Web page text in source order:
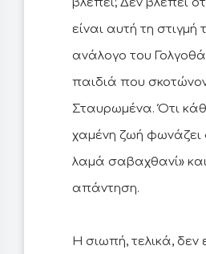
είναι αυτή τη
ανάλογο του
παιδιά που
Σταυρωμένα. Ότι
χαμένη ζωή φωνάζει
λαμά σαβαχθανί»
απάντηση.
Η σιωπή, τελικά, δεν